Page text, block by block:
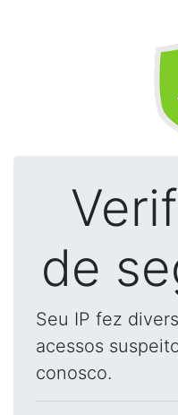
de
Seu IP fez
acessos
conosco.